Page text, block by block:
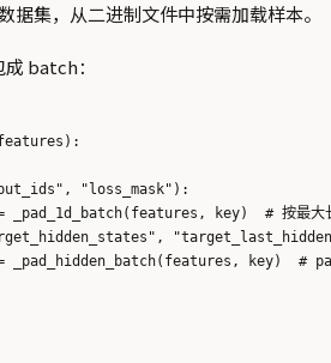
据集，从二进制文件中按需加载样本。
batch：
"loss_mask"):
_pad_1d_batch(features, key)  # 按最大
_pad_hidden_batch(features, key)  #